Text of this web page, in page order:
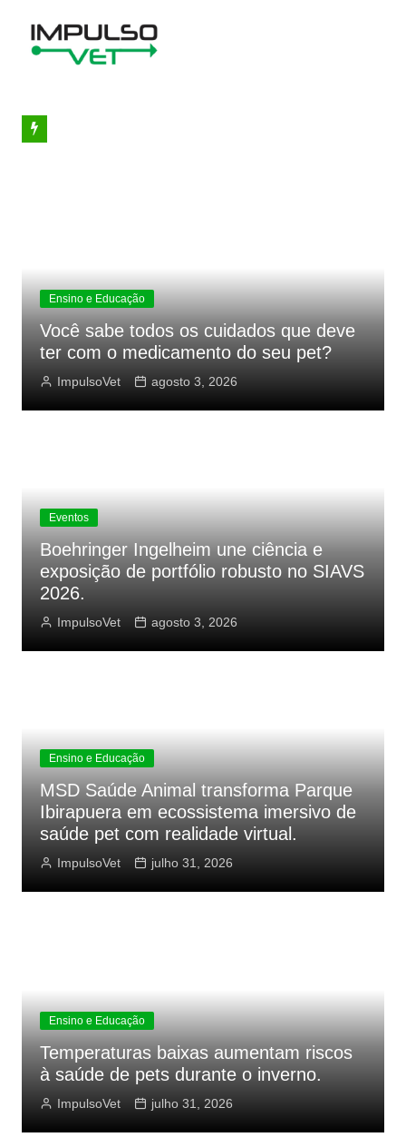
Ensino e Educação
Você sabe todos os cuidados que deve
ter com o medicamento do seu pet?
ImpulsoVet agosto 3, 2026
Eventos
Boehringer Ingelheim une ciência e
exposição de portfólio robusto no SIAVS
2026.
ImpulsoVet agosto 3, 2026
Ensino e Educação
MSD Saúde Animal transforma Parque
Ibirapuera em ecossistema imersivo de
saúde pet com realidade virtual.
ImpulsoVet julho 31, 2026
Ensino e Educação
Temperaturas baixas aumentam riscos
à saúde de pets durante o inverno.
ImpulsoVet julho 31, 2026